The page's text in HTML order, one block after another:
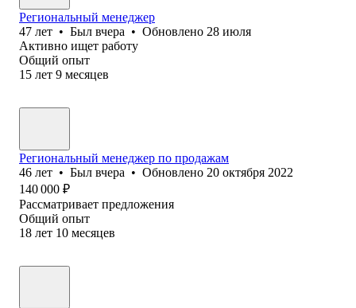
Региональный менеджер
47 лет • Был вчера • Обновлено 28 июля
Активно ищет работу
Общий опыт
15 лет 9 месяцев
Региональный менеджер по продажам
46 лет • Был вчера • Обновлено 20 октября 2022
140 000 ₽
Рассматривает предложения
Общий опыт
18 лет 10 месяцев